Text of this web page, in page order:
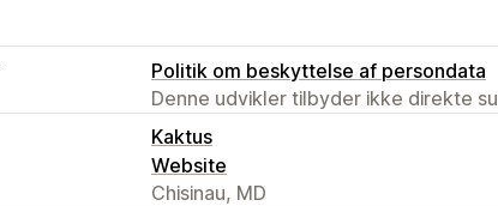
Politik om beskyttelse af persondata
Denne udvikler tilbyder ikke direkte
Kaktus
Website
Chisinau, MD